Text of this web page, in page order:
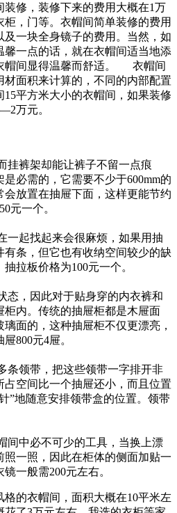
修，装修下来的费用大概在1万
，门等。衣帽间简单装修的费用
一块全身镜子的费用。当然，如
一点的话，就在衣帽间适当地添
帽间显得温馨而舒适。 衣帽间
面积来计算的，不同的内部配置
平方米大小的衣帽间，如果装修
万元。
裤架却能让裤子不留一点痕
必需的，它需要不少于600mm的
放置在抽屉下面，这样更能节约
元一个。
起找起来会很麻烦，如果用抽
条，但它也有收纳空间较少的缺
拉板价格为100元一个。
，因此对于贴身穿的内衣裤和
内。传统的抽屉柜都是木屉面
面的，这种抽屉柜不仅更漂亮，
800元4屉。
领带，把这些领带一字排开非
空间比一个抽屉还小，而且位置
”地随意安排领带盒的位置。领带
中必不可少的工具，当换上漂
一照，因此在柜体的侧面加贴一
一般需200元左右。
的衣帽间，面积大概在10平米左